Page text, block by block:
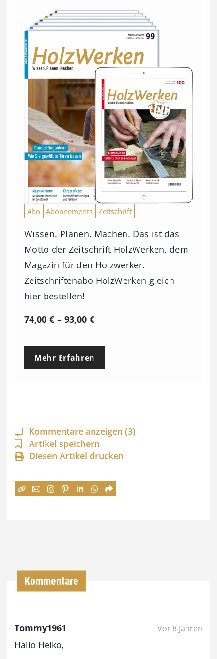
Abo Abonnements Zeitschrift
Wissen. Planen. Machen. Das ist das
Motto der Zeitschrift HolzWerken, dem
Magazin für den Holzwerker.
Zeitschriftenabo HolzWerken gleich
hier bestellen!
74,00€ – 93,00 €P
e
p
a
n
n
:
Mehr Erfahren
Kommentare anzeigen (3)
Artikel speichern
Diesen Artikel drucken
Kommentare
Tommy1961 Vor 8 Jahren
Hallo Heiko,